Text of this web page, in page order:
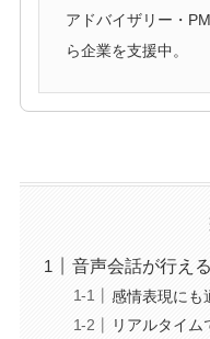
アドバイザリー・
ら企業を支援中。
音声会話が行え
感情表現にも
リアルタイム